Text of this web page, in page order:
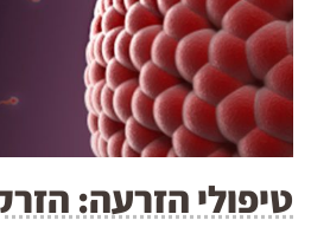
טיפולי הזרעה: